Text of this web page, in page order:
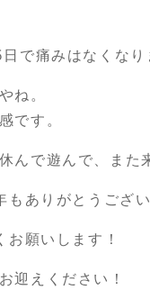
で痛みはなくなり
ね。
です。
んで遊んで、また
ありがとうござい
願いします！
迎えください！